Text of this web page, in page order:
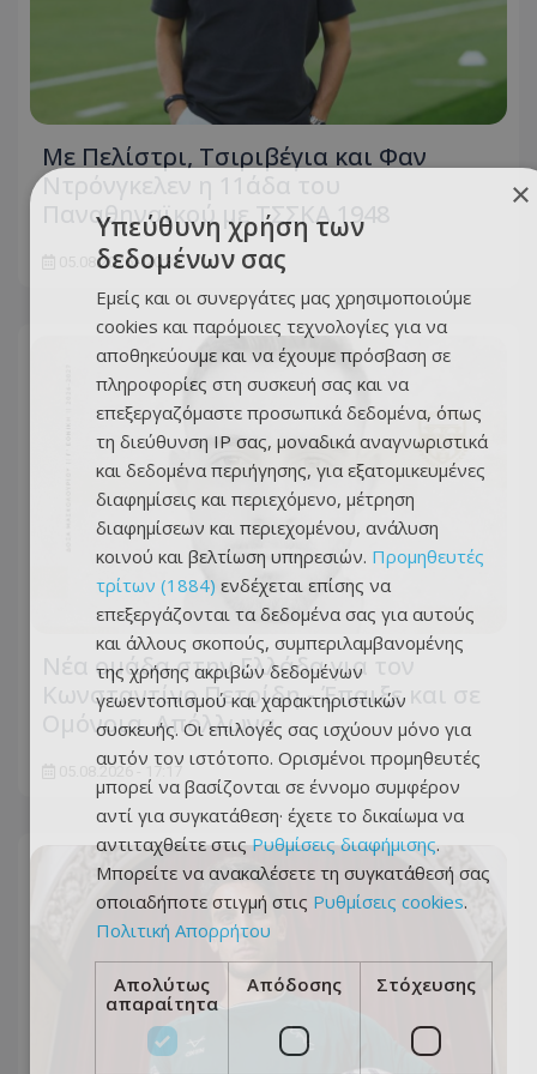
Με Πελίστρι, Τσιριβέγια και Φαν
Ντρόνγκελεν η 11άδα του
Παναθηναϊκού με ΤΣΣΚΑ 1948
05.08.2026 - 20:31
Νέα ομάδα στην Ελλάδα για τον
Κωνσταντίνο Πετρίδη - Έπαιξε και σε
Ομόνοια, Απόλλωνα
05.08.2026 - 17:17
×
Υπεύθυνη χρήση των
δεδομένων σας
Εμείς και οι συνεργάτες μας χρησιμοποιούμε
cookies και παρόμοιες τεχνολογίες για να
αποθηκεύουμε και να έχουμε πρόσβαση σε
πληροφορίες στη συσκευή σας και να
επεξεργαζόμαστε προσωπικά δεδομένα, όπως
τη διεύθυνση IP σας, μοναδικά αναγνωριστικά
και δεδομένα περιήγησης, για εξατομικευμένες
διαφημίσεις και περιεχόμενο, μέτρηση
διαφημίσεων και περιεχομένου, ανάλυση
κοινού και βελτίωση υπηρεσιών. Προμηθευτές
τρίτων (1884) ενδέχεται επίσης να
επεξεργάζονται τα δεδομένα σας για αυτούς
και άλλους σκοπούς, συμπεριλαμβανομένης
της χρήσης ακριβών δεδομένων
γεωεντοπισμού και χαρακτηριστικών
συσκευής. Οι επιλογές σας ισχύουν μόνο για
αυτόν τον ιστότοπο. Ορισμένοι προμηθευτές
μπορεί να βασίζονται σε έννομο συμφέρον
αντί για συγκατάθεση· έχετε το δικαίωμα να
αντιταχθείτε στιςΡυθμίσεις διαφήμισης.
Μπορείτε να ανακαλέσετε τη συγκατάθεσή σας
οποιαδήποτε στιγμή στις Ρυθμίσεις cookies.
Πολιτική Απορρήτου
Απολύτως
απαραίτητα
Απόδοσης Στόχευσης